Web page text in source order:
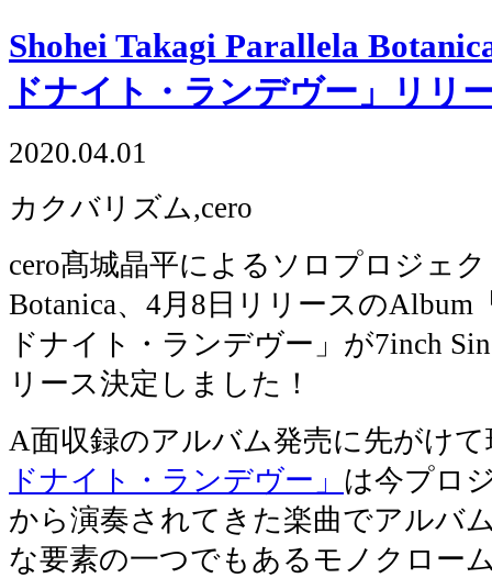
Shohei Takagi Parallela
ドナイト・ランデヴー」リリ
2020.04.01
カクバリズム,cero
cero髙城晶平によるソロプロジェク
Botanica、4月8日リリースのAlbum
ドナイト・ランデヴー」が7inch
リース決定しました！
A面収録のアルバム発売に先がけ
ドナイト・ランデヴー」 は今プロ
から演奏されてきた楽曲でアルバ
な要素の一つでもあるモノクロー